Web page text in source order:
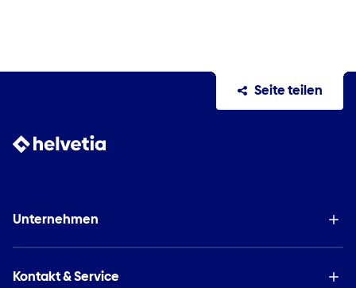
Seite teilen
Unternehmen
Kontakt & Service